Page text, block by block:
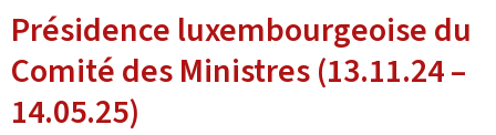
Présidence luxembourgeoise du
Comité des Ministres (13.11.24 –
14.05.25)